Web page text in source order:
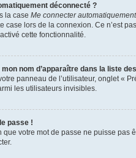
déconnecté ?
la case Me connecter
case lors de la connexion. Ce n’est
cette fonctionnalité.
nom d’apparaître dans la liste
panneau de l’utilisateur, onglet «
les utilisateurs invisibles.
passe !
que votre mot de passe ne puisse